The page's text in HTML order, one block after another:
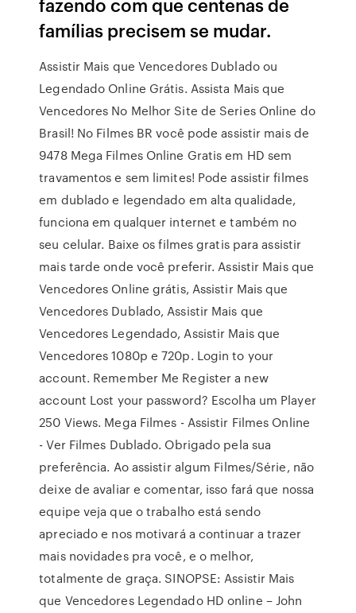
famílias precisem se mudar.
Assistir Mais que Vencedores Dublado ou
Legendado Online Grátis. Assista Mais que
Vencedores No Melhor Site de Series Online do
Brasil! No Filmes BR você pode assistir mais de
9478 Mega Filmes Online Gratis em HD sem
travamentos e sem limites! Pode assistir filmes
em dublado e legendado em alta qualidade,
funciona em qualquer internet e também no
seu celular. Baixe os filmes gratis para assistir
mais tarde onde você preferir. Assistir Mais que
Vencedores Online grátis, Assistir Mais que
Vencedores Dublado, Assistir Mais que
Vencedores Legendado, Assistir Mais que
Vencedores 1080p e 720p. Login to your
account. Remember Me Register a new
account Lost your password? Escolha um Player
250 Views. Mega Filmes - Assistir Filmes Online
- Ver Filmes Dublado. Obrigado pela sua
preferência. Ao assistir algum Filmes/Série, não
deixe de avaliar e comentar, isso fará que nossa
equipe veja que o trabalho está sendo
apreciado e nos motivará a continuar a trazer
mais novidades pra você, e o melhor,
totalmente de graça. SINOPSE: Assistir Mais
que Vencedores Legendado HD online – John